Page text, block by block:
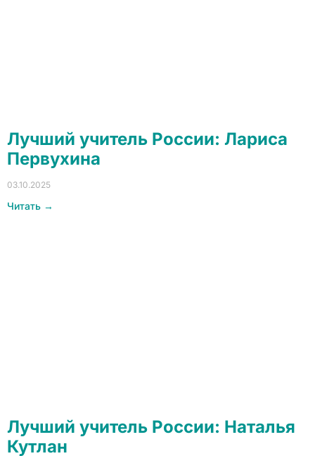
Лучший учитель России: Лариса
Первухина
03.10.2025
Читать →
Лучший учитель России: Наталья
Кутлан